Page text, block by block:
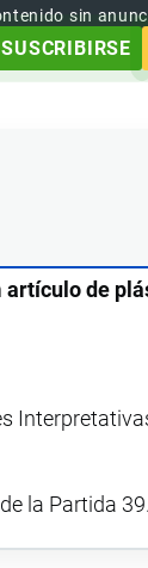
sin
SUSCRIBIRSE
artículo de
la Partida